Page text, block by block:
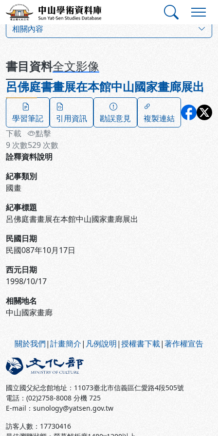
跳到主要內容
中山學術資料庫
相關內容
書目資料全文影像
呂佛庭書畫展在本館中山國家畫廊展出
學習筆記 引用資訊 勘誤意見
複製連結
下載
9 次數
點擊
529 次數
詮釋資料說明
紀事類別
國畫
紀事標題
呂佛庭書畫展在本館中山國家畫廊展出
民國日期
民國087年10月17日
西元日期
1998/10/17
相關地名
中山國家畫廊
關於我們|計畫簡介| 凡例說明|授權書下載|著作權宣告
國立國父紀念館地址：11073臺北市信義區仁愛路4段505號
電話：(02)2758-8008 分機 725
E-mail：sunology@yatsen.gov.tw
訪客人數： 17730416